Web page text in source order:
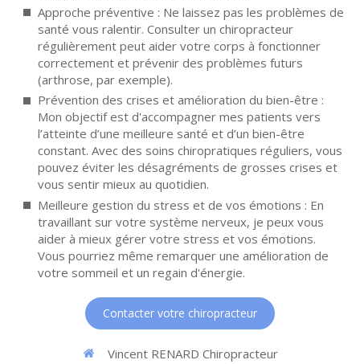
Approche préventive : Ne laissez pas les problèmes de
santé vous ralentir. Consulter un chiropracteur
régulièrement peut aider votre corps à fonctionner
correctement et prévenir des problèmes futurs
(arthrose, par exemple).
Prévention des crises et amélioration du bien-être :
Mon objectif est d'accompagner mes patients vers
l’atteinte d’une meilleure santé et d’un bien-être
constant. Avec des soins chiropratiques réguliers, vous
pouvez éviter les désagréments de grosses crises et
vous sentir mieux au quotidien.
Meilleure gestion du stress et de vos émotions : En
travaillant sur votre système nerveux, je peux vous
aider à mieux gérer votre stress et vos émotions.
Vous pourriez même remarquer une amélioration de
votre sommeil et un regain d'énergie.
Contacter votre chiropracteur
Vincent RENARD Chiropracteur